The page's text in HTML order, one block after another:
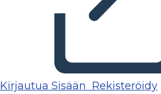
Kirjautua Sisään Rekisteröidy